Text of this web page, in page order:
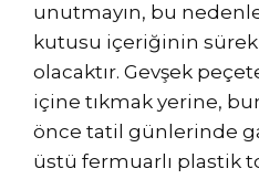
unutmayın, bu
kutusu içeriğinin sürekli
olacaktır. Gevşek
içine tıkmak yerine,
önce tatil günlerinde
üstü fermuarlı plastik